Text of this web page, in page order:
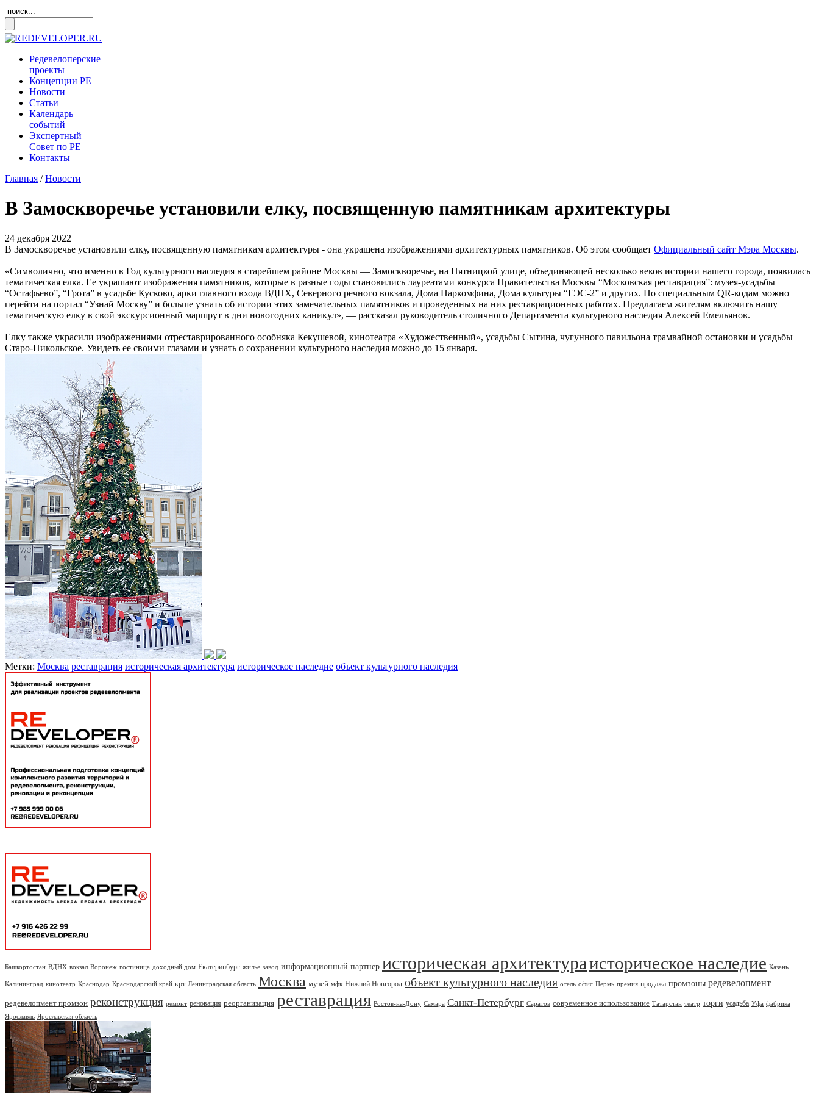
Редевелоперские
проекты
Концепции РЕ
Новости
Статьи
Календарь
событий
Экспертный
Совет по РЕ
Контакты
Главная /Новости
В Замоскворечье установили елку, посвященную памятникам архитектуры
24 декабря 2022
В Замоскворечье установили елку, посвященную памятникам архитектуры - она украшена изображениями архитектурных памятников. Об этом сообщает Официальный сайт Мэра Москвы.
«Символично, что именно в Год культурного наследия в старейшем районе Москвы — Замоскворечье, на Пятницкой улице, объединяющей несколько веков истории нашего города, появилась
тематическая елка. Ее украшают изображения памятников, которые в разные годы становились лауреатами конкурса Правительства Москвы “Московская реставрация”: музея-усадьбы
“Остафьево”, “Грота” в усадьбе Кусково, арки главного входа ВДНХ, Северного речного вокзала, Дома Наркомфина, Дома культуры “ГЭС-2” и других. По специальным QR-кодам можно
перейти на портал “Узнай Москву” и больше узнать об истории этих замечательных памятников и проведенных на них реставрационных работах. Предлагаем жителям включить нашу
тематическую елку в свой экскурсионный маршрут в дни новогодних каникул», — рассказал руководитель столичного Департамента культурного наследия Алексей Емельянов.
Елку также украсили изображениями отреставрированного особняка Кекушевой, кинотеатра «Художественный», усадьбы Сытина, чугунного павильона трамвайной остановки и усадьбы
Старо-Никольское. Увидеть ее своими глазами и узнать о сохранении культурного наследия можно до 15 января.
Метки: Москва реставрация историческая архитектура историческое наследие объект культурного наследия
Башкортостан ВДНХ вокзал Воронеж гостиница доходный дом Екатеринбург жилье завод информационный партнер историческая архитектураисторическое наследие Казань
Калининград кинотеатр Краснодар Краснодарский край крт Ленинградская область Москва музей мфк Нижний Новгород объект культурного наследия отель офис Пермь премия продажа промзоны редевелопмент
редевелопмент промзон реконструкция ремонт реновация реорганизация реставрация Ростов-на-Дону Самара Санкт-Петербург Саратов современное использование Татарстан театр торги усадьба Уфа фабрика
Ярославль Ярославская область